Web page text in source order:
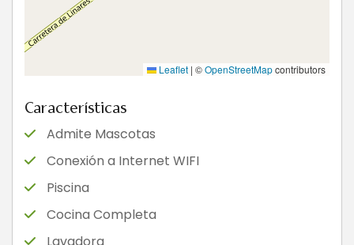
Leaflet | ©OpenStreetMapcontributors
Características
Admite Mascotas
Conexión a Internet WIFI
Piscina
Cocina Completa